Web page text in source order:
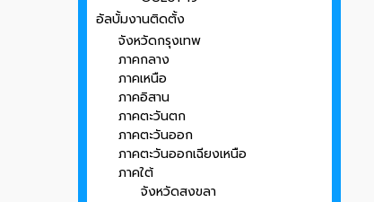
อัลบั้มงานติดตั้ง
จังหวัดกรุงเทพ
ภาคกลาง
ภาคเหนือ
ภาคอิสาน
ภาคตะวันตก
ภาคตะวันออก
ภาคตะวันออกเฉียงเหนือ
ภาคใต้
จังหวัดสงขลา